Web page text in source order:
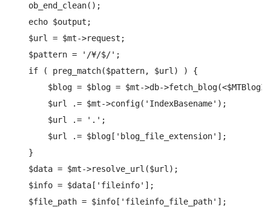
    ob_end_clean();
    echo $output;
    $url = $mt->request;
    $pattern = '/¥/$/';
    if ( preg_match($pattern, $url) ) {
$blog = $blog = $mt->db-
        $url .= $mt->config('IndexBasename');
        $url .= '.';
        $url .= $blog['blog_file_extension'];
    }
    $data = $mt->resolve_url($url);
    $info = $data['fileinfo'];
    $file_path = $info['fileinfo_file_path'];